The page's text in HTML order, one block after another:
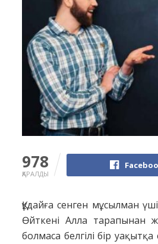
978
ҚАРАЛДЫ
Құдайға сенген мұсылман
Өйткені Алла тарапынан
болмаса белгілі бір